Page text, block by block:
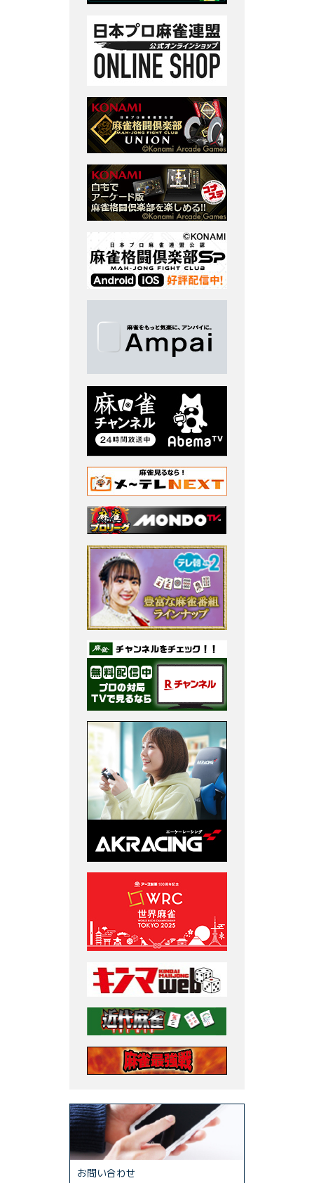
お問い合わせ